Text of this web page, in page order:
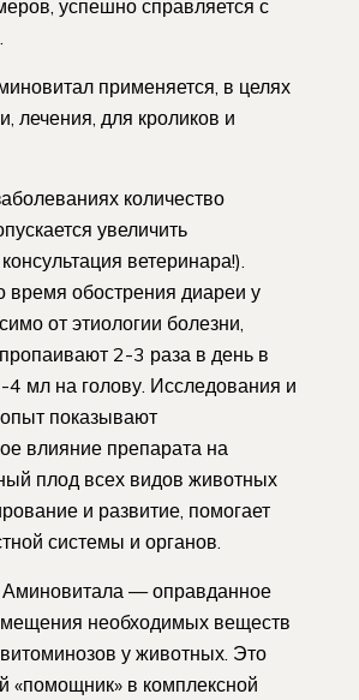
успешно справляется с
применяется, в целях
лечения, для кроликов и
количество
увеличить
ветеринара!).
время обострения диареи у
от этиологии болезни,
2-3 раза в день в
4 мл на голову. Исследования и
показывают
влияние препарата на
плод всех видов животных
и развитие, помогает
системы и органов.
— оправданное
необходимых веществ
у животных. Это
«помощник» в комплексной